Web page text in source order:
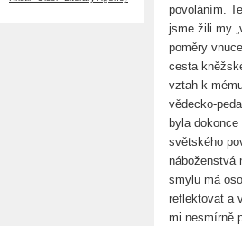
povoláním.
jsme žili my
poměry
cesta
vztah k
vědecko-
byla
světského
náboženstvá
smylu má
reflektovat a
mi nesmírně